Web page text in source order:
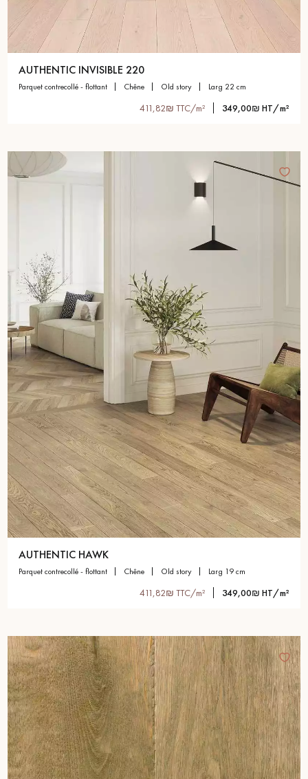
AUTHENTIC INVISIBLE 220
parquet contrecollé - flottant chêne old story larg 22 cm
411,82₪ TTC/m² 349,00₪ HT/m²
AUTHENTIC HAWK
parquet contrecollé - flottant chêne old story larg 19 cm
411,82₪ TTC/m² 349,00₪ HT/m²